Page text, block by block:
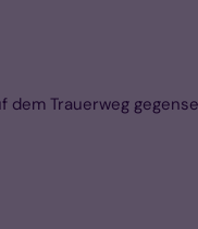
dem Trauerweg